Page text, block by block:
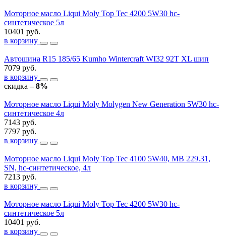
Моторное масло Liqui Moly Top Tec 4200 5W30 hc-
синтетическое 5л
10401 руб.
в корзину
Автошина R15 185/65 Kumho Wintercraft WI32 92T XL шип
7079 руб.
в корзину
скидка– 8%
Моторное масло Liqui Moly Molygen New Generation 5W30 hc-
синтетическое 4л
7143 руб.
7797 руб.
в корзину
Моторное масло Liqui Moly Top Tec 4100 5W40, MB 229.31,
SN, hc-синтетическое, 4л
7213 руб.
в корзину
Моторное масло Liqui Moly Top Tec 4200 5W30 hc-
синтетическое 5л
10401 руб.
в корзину